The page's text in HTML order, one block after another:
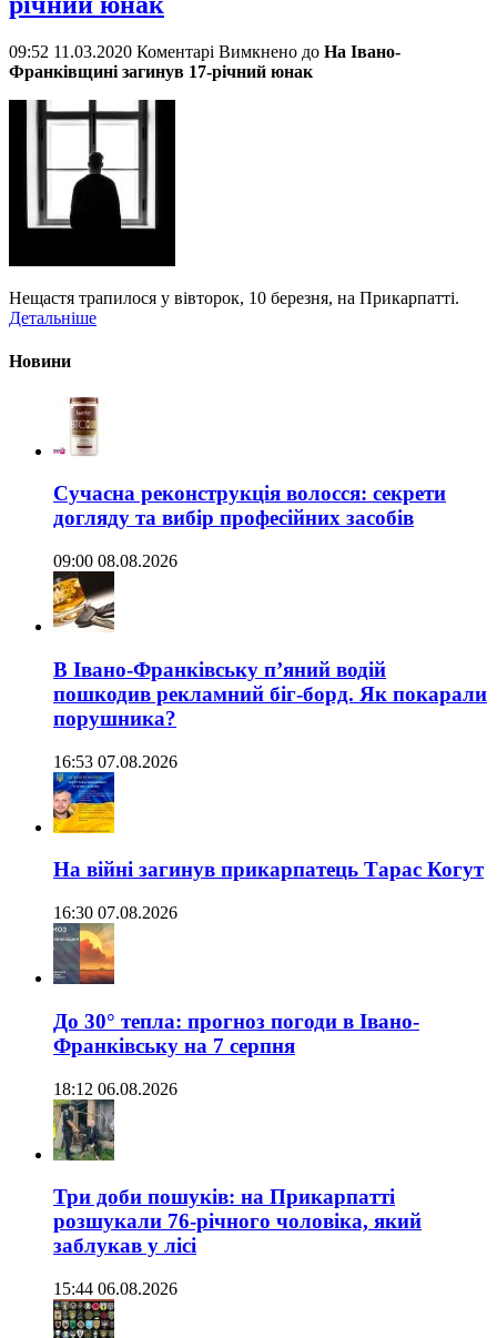
09:52 11.03.2020 Коментарі Вимкнено до На Івано-
Франківщині загинув 17-річний юнак
Нещастя трапилося у вівторок, 10 березня, на Прикарпатті.
Детальніше
Новини
Сучасна реконструкція волосся: секрети
догляду та вибір професійних засобів
09:00 08.08.2026
В Івано-Франківську п’яний водій
пошкодив рекламний біг-борд. Як покарали
порушника?
16:53 07.08.2026
На війні загинув прикарпатець Тарас Когут
16:30 07.08.2026
До 30° тепла: прогноз погоди в Івано-
Франківську на 7 серпня
18:12 06.08.2026
Три доби пошуків: на Прикарпатті
розшукали 76-річного чоловіка, який
заблукав у лісі
15:44 06.08.2026